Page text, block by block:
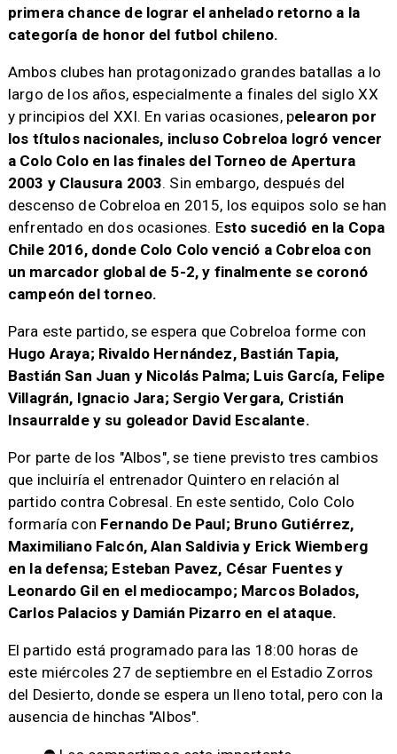
primera chance de lograr el anhelado retorno a la
categoría de honor del futbol chileno.
Ambos clubes han protagonizado grandes batallas a lo
largo de los años, especialmente a finales del siglo XX
y principios del XXI. En varias ocasiones, pelearon por
los títulos nacionales, incluso Cobreloa logró vencer
a Colo Colo en las finales del Torneo de Apertura
2003 y Clausura 2003. Sin embargo, después del
descenso de Cobreloa en 2015, los equipos solo se han
enfrentado en dos ocasiones. Esto sucedió en la Copa
Chile 2016, donde Colo Colo venció a Cobreloa con
un marcador global de 5-2, y finalmente se coronó
campeón del torneo.
Para este partido, se espera que Cobreloa forme con
Hugo Araya; Rivaldo Hernández, Bastián Tapia,
Bastián San Juan y Nicolás Palma; Luis García, Felipe
Villagrán, Ignacio Jara; Sergio Vergara, Cristián
Insaurralde y su goleador David Escalante.
Por parte de los "Albos", se tiene previsto tres cambios
que incluiría el entrenador Quintero en relación al
partido contra Cobresal. En este sentido, Colo Colo
formaría con Fernando De Paul; Bruno Gutiérrez,
Maximiliano Falcón, Alan Saldivia y Erick Wiemberg
en la defensa; Esteban Pavez, César Fuentes y
Leonardo Gil en el mediocampo; Marcos Bolados,
Carlos Palacios y Damián Pizarro en el ataque.
El partido está programado para las 18:00 horas de
este miércoles 27 de septiembre en el Estadio Zorros
del Desierto, donde se espera un lleno total, pero con la
ausencia de hinchas "Albos".